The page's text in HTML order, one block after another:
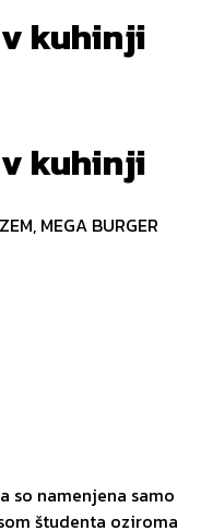
v kuhinji
v kuhinji
MEGA BURGER
so namenjena samo
študenta oziroma